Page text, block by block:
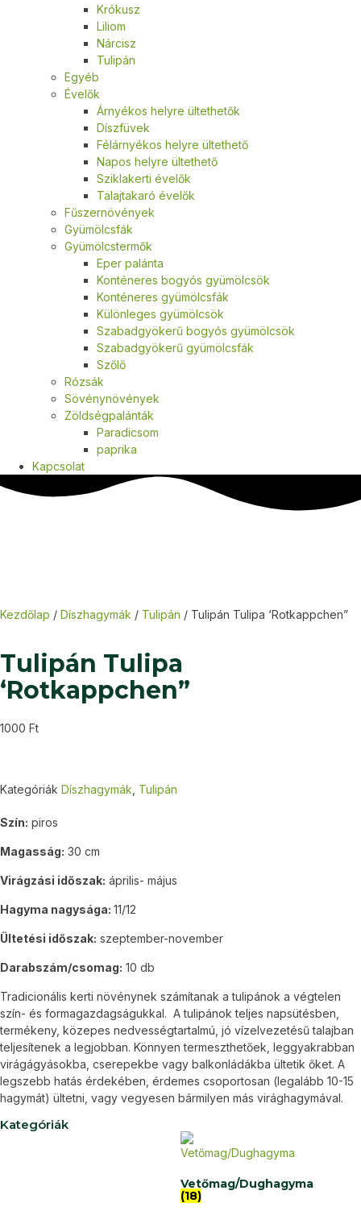
Krókusz
Liliom
Nárcisz
Tulipán
Egyéb
Évelők
Árnyékos helyre ültethetők
Díszfüvek
Félárnyékos helyre ültethető
Napos helyre ültethető
Sziklakerti évelők
Talajtakaró évelők
Fűszernövények
Gyümölcsfák
Gyümölcstermők
Eper palánta
Konténeres bogyós gyümölcsök
Konténeres gyümölcsfák
Különleges gyümölcsök
Szabadgyökerű bogyós gyümölcsök
Szabadgyökerű gyümölcsfák
Szőlő
Rózsák
Sövénynövények
Zöldségpalánták
Paradicsom
paprika
Kapcsolat
Kezdőlap / Díszhagymák / Tulipán / Tulipán Tulipa ‘Rotkappchen”
Tulipán Tulipa
‘Rotkappchen”
1000 Ft
Kategóriák Díszhagymák Tulipán
Szín: piros
Magasság: 30 cm
Virágzási időszak: április- május
Hagyma nagysága: 11/12
Ültetési időszak: szeptember-november
Darabszám/csomag: 10 db
Tradicionális kerti növénynek számítanak a tulipánok a végtelen
szín- és formagazdagságukkal. A tulipánok teljes napsütésben,
termékeny, közepes nedvességtartalmú, jó vízelvezetésű talajban
teljesítenek a legjobban. Könnyen termeszthetőek, leggyakrabban
virágágyásokba, cserepekbe vagy balkonládákba ültetik őket. A
legszebb hatás érdekében, érdemes csoportosan (legalább 10-15
hagymát) ültetni, vagy vegyesen bármilyen más virághagymával.
Kategóriák
Vetőmag/Dughagyma
(18)